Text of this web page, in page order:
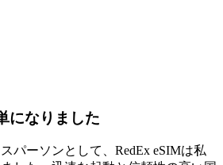
になりました
パーソンとして、RedEx eSIMは私